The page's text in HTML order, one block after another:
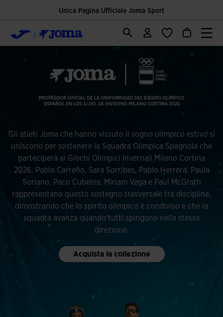
Unica Pagina Ufficiale Joma Sport
Gli atleti Joma che hanno vissuto il sogno olimpico estivo si
uniscono per sostenere la Squadra Olimpica Spagnola che
parteciperà ai Giochi Olimpici Invernali Milano Cortina
2026. Pablo Carreño, Sara Sorribes, Pablo Herrera, Paula
Soriano, Paco Cubelos, Miriam Vega e Paul McGrath
rappresentano questo sostegno trasversale tra discipline,
dimostrando che lo spirito olimpico è condiviso e che la
squadra avanza quando tutti spingono nella stessa
direzione.
Acquista la collezione